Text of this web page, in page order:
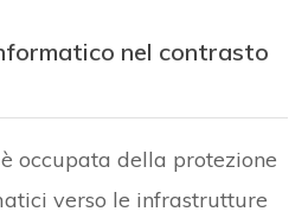
nel contrasto
occupata della protezione
verso le infrastrutture